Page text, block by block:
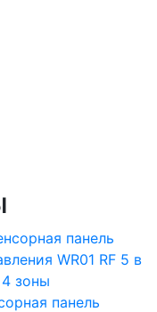
панель